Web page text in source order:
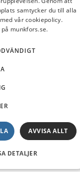
samtycker du till alla
vår cookiepolicy.
munkfors.se.
AVVISA ALLT
DETALJER